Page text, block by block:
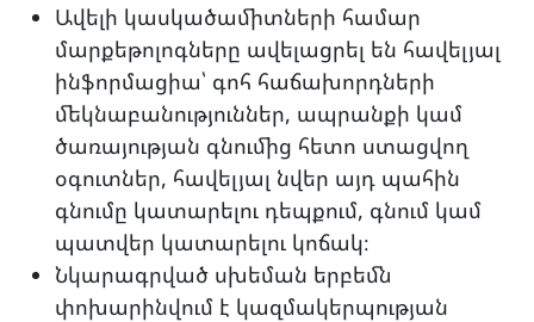
Ավելի կասկածամիտների համար
մարքեթոլոգները ավելացրել են հավելյալ
ինֆորմացիա՝ գոհ հաճախորդների
մեկնաբանություններ, ապրանքի կամ
ծառայության գնումից հետո ստացվող
օգուտներ, հավելյալ նվեր այդ պահին
գնումը կատարելու դեպքում, գնում կամ
պատվեր կատարելու կոճակ։
Նկարագրված սխեման երբեմն
փոխարինվում է կազմակերպության